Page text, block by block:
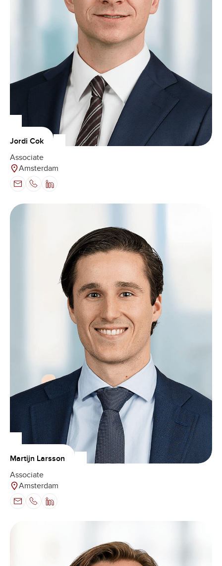
Jordi Cok
Associate
Amsterdam
Martijn Larsson
Associate
Amsterdam